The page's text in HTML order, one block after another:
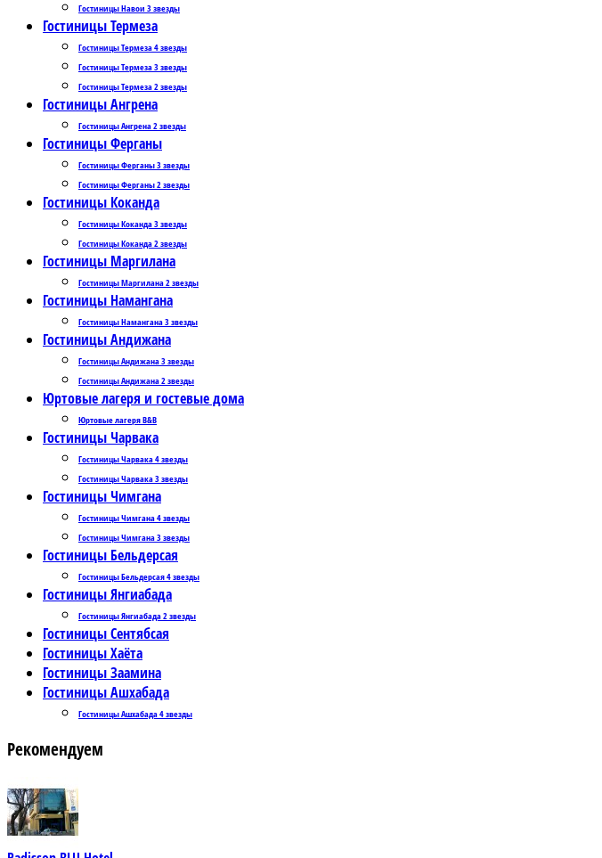
Гостиницы Навои 3 звезды
Гостиницы Термеза
Гостиницы Термеза 4 звезды
Гостиницы Термеза 3 звезды
Гостиницы Термеза 2 звезды
Гостиницы Ангрена
Гостиницы Ангрена 2 звезды
Гостиницы Ферганы
Гостиницы Ферганы 3 звезды
Гостиницы Ферганы 2 звезды
Гостиницы Коканда
Гостиницы Коканда 3 звезды
Гостиницы Коканда 2 звезды
Гостиницы Маргилана
Гостиницы Маргилана 2 звезды
Гостиницы Намангана
Гостиницы Намангана 3 звезды
Гостиницы Андижана
Гостиницы Андижана 3 звезды
Гостиницы Андижана 2 звезды
Юртовые лагеря и гостевые дома
Юртовые лагеря B&B
Гостиницы Чарвака
Гостиницы Чарвака 4 звезды
Гостиницы Чарвака 3 звезды
Гостиницы Чимгана
Гостиницы Чимгана 4 звезды
Гостиницы Чимгана 3 звезды
Гостиницы Бельдерсая
Гостиницы Бельдерсая 4 звезды
Гостиницы Янгиабада
Гостиницы Янгиабада 2 звезды
Гостиницы Сентябсая
Гостиницы Хаёта
Гостиницы Заамина
Гостиницы Ашхабада
Гостиницы Ашхабада 4 звезды
Рекомендуем